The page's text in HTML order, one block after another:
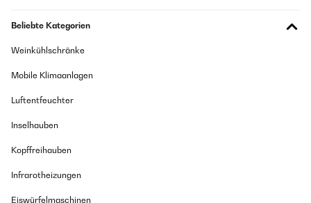
Beliebte Kategorien
Weinkühlschränke
Mobile Klimaanlagen
Luftentfeuchter
Inselhauben
Kopffreihauben
Infrarotheizungen
Eiswürfelmaschinen